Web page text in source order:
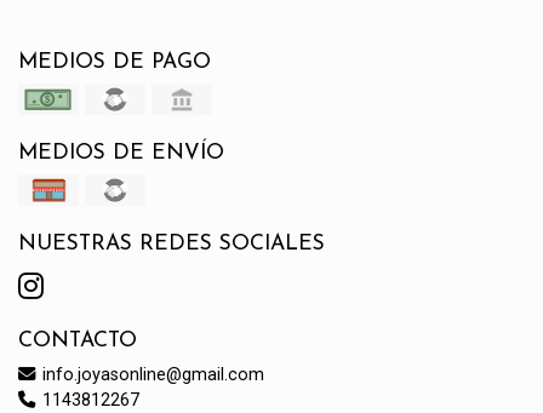
MEDIOS DE PAGO
MEDIOS DE ENVÍO
NUESTRAS REDES SOCIALES
CONTACTO
info.joyasonline@gmail.com
1143812267